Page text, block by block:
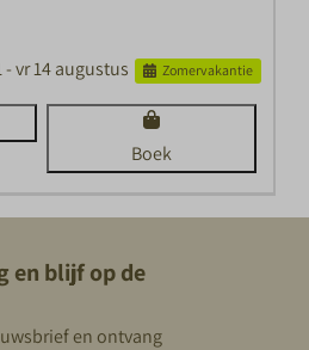
- vr 14 augustus
Zomervakantie
Boek
en blijf op de
en ontvang